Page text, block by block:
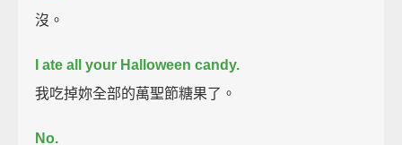
沒。
I ate all your Halloween candy.
我吃掉妳全部的萬聖節糖果了。
No.